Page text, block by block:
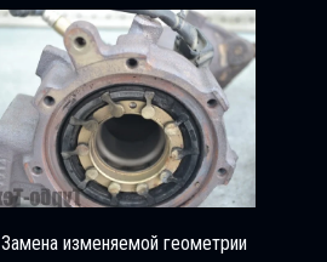
Замена изменяемой геометрии